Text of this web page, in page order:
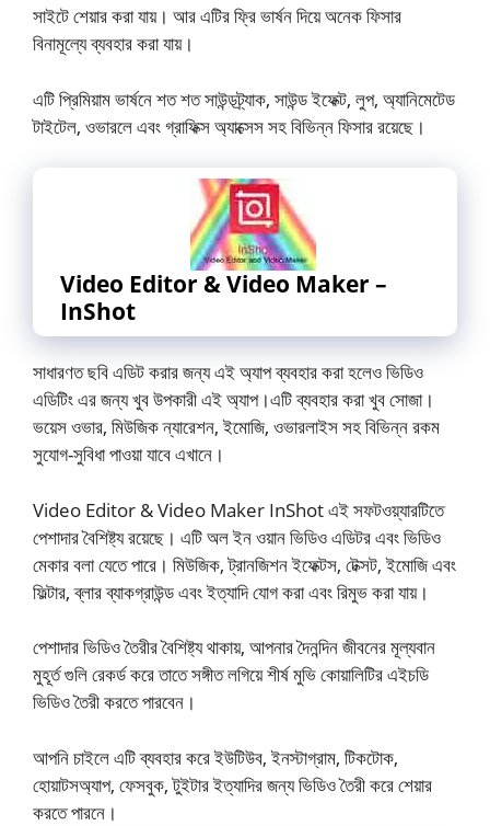
সাইটে শেয়ার করা যায়। আর এটির ফ্রি ভার্ষন দিয়ে অনেক ফিসার
বিনামূল্যে ব্যবহার করা যায়।
এটি প্রিমিয়াম ভার্ষনে শত শত সাউন্ডট্র্যাক, সাউন্ড ইফেক্ট, লুপ, অ্যানিমেটেড
টাইটেল, ওভারলে এবং গ্রাফিক্স অ্যাক্সেস সহ বিভিন্ন ফিসার রয়েছে।
Video Editor & Video Maker –
InShot
সাধারণত ছবি এডিট করার জন্য এই অ্যাপ ব্যবহার করা হলেও ভিডিও
এডিটিং এর জন্য খুব উপকারী এই অ্যাপ।এটি ব্যবহার করা খুব সোজা।
ভয়েস ওভার, মিউজিক ন্যারেশন, ইমোজি, ওভারলাইস সহ বিভিন্ন রকম
সুযোগ-সুবিধা পাওয়া যাবে এখানে।
Video Editor & Video Maker InShot এই সফটওয়্যারটিতে
পেশাদার বৈশিষ্ট্য রয়েছে। এটি অল ইন ওয়ান ভিডিও এডিটর এবং ভিডিও
মেকার বলা যেতে পারে। মিউজিক, ট্রানজিশন ইফেক্টস, টেক্সট, ইমোজি এবং
ফিল্টার, ব্লার ব্যাকগ্রাউন্ড এবং ইত্যাদি যোগ করা এবং রিমুভ করা যায়।
পেশাদার ভিডিও তৈরীর বৈশিষ্ট্য থাকায়, আপনার দৈনন্দিন জীবনের মূল্যবান
মুহূর্ত গুলি রেকর্ড করে তাতে সঙ্গীত লগিয়ে শীর্ষ মুভি কোয়ালিটির এইচডি
ভিডিও তৈরী করতে পারবেন।
আপনি চাইলে এটি ব্যবহার করে ইউটিউব, ইনস্টাগ্রাম, টিকটোক,
হোয়াটসঅ্যাপ, ফেসবুক, টুইটার ইত্যাদির জন্য ভিডিও তৈরী করে শেয়ার
করতে পারনে।